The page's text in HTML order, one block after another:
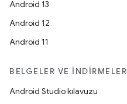
Android 13
Android 12
Android 11
BELGELER VE İNDIRMELER
Android Studio kılavuzu